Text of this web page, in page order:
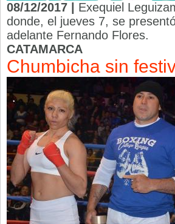
08/12/2017 | Exequiel
donde, el jueves 7, se
adelante Fernando Flores.
CATAMARCA
Chumbicha sin